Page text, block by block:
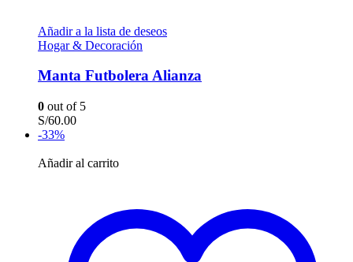
Añadir a la lista de deseos
Hogar & Decoración
Manta Futbolera Alianza
0 out of 5
S/60.00
-33%
Añadir al carrito